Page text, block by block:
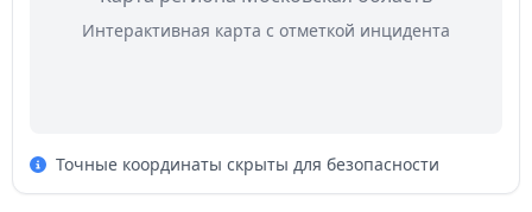
Интерактивная карта с отметкой инцидента
Точные координаты скрыты для безопасности